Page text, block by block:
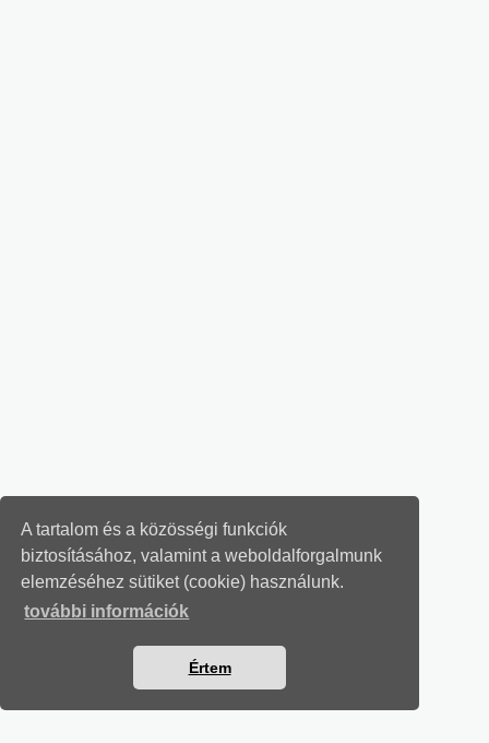
A tartalom és a közösségi funkciók
biztosításához, valamint a weboldalforgalmunk
elemzéséhez sütiket (cookie) használunk.
további információk
Értem